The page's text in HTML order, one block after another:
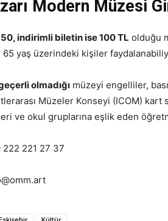
Modern Müzesi
indirimli biletin ise 100 TL olduğu
yaş üzerindeki kişiler
olmadığı müzeyi engelliler,
Müzeler Konseyi (ICOM)
ve okul gruplarına eşlik eden
222 221 27 37